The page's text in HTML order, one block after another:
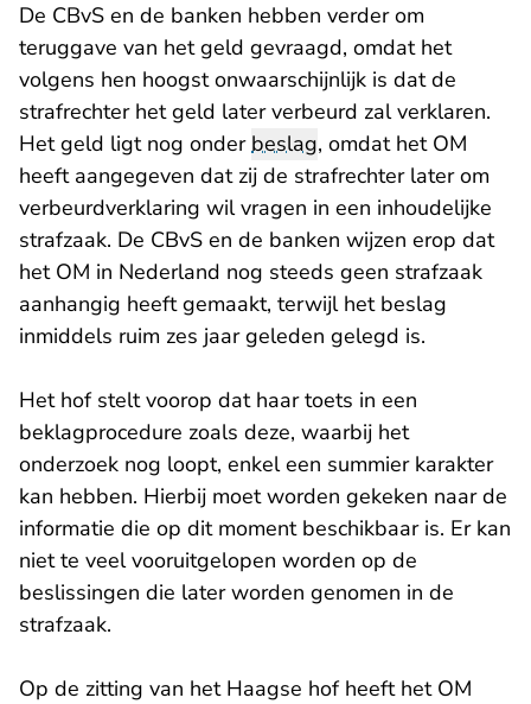
De CBvS en de banken hebben verder om
teruggave van het geld gevraagd, omdat het
volgens hen hoogst onwaarschijnlijk is dat de
strafrechter het geld later verbeurd zal verklaren.
Het geld ligt nog onderbeslag, omdat het OM
heeft aangegeven dat zij de strafrechter later om
verbeurdverklaring wil vragen in een inhoudelijke
strafzaak. De CBvS en de banken wijzen erop dat
het OM in Nederland nog steeds geen strafzaak
aanhangig heeft gemaakt, terwijl het beslag
inmiddels ruim zes jaar geleden gelegd is.
Het hof stelt voorop dat haar toets in een
beklagprocedure zoals deze, waarbij het
onderzoek nog loopt, enkel een summier karakter
kan hebben. Hierbij moet worden gekeken naar de
informatie die op dit moment beschikbaar is. Er kan
niet te veel vooruitgelopen worden op de
beslissingen die later worden genomen in de
strafzaak.
Op de zitting van het Haagse hof heeft het OM